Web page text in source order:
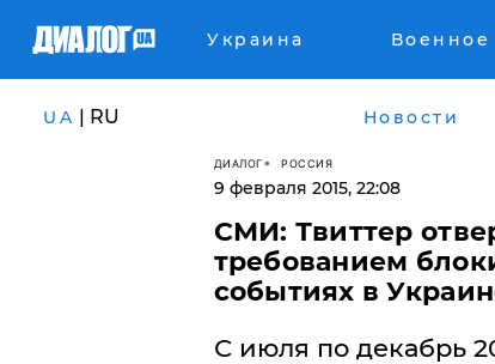
Украина Военное
UA | RU Новости
ДИАЛОГ РОССИЯ
9 февраля 2015, 22:08
СМИ: Твиттер
требованием
событиях в
С июля по декабрь